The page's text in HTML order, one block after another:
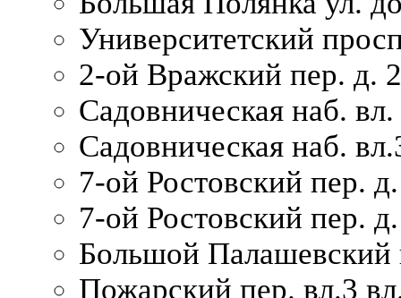
Университетский
2-ой Вражский пер. д. 2
Садовническая наб.
Садовническая наб.
7-ой Ростовский пер.
7-ой Ростовский пер.
Большой Палашевский
Пожарский пер. вл.3